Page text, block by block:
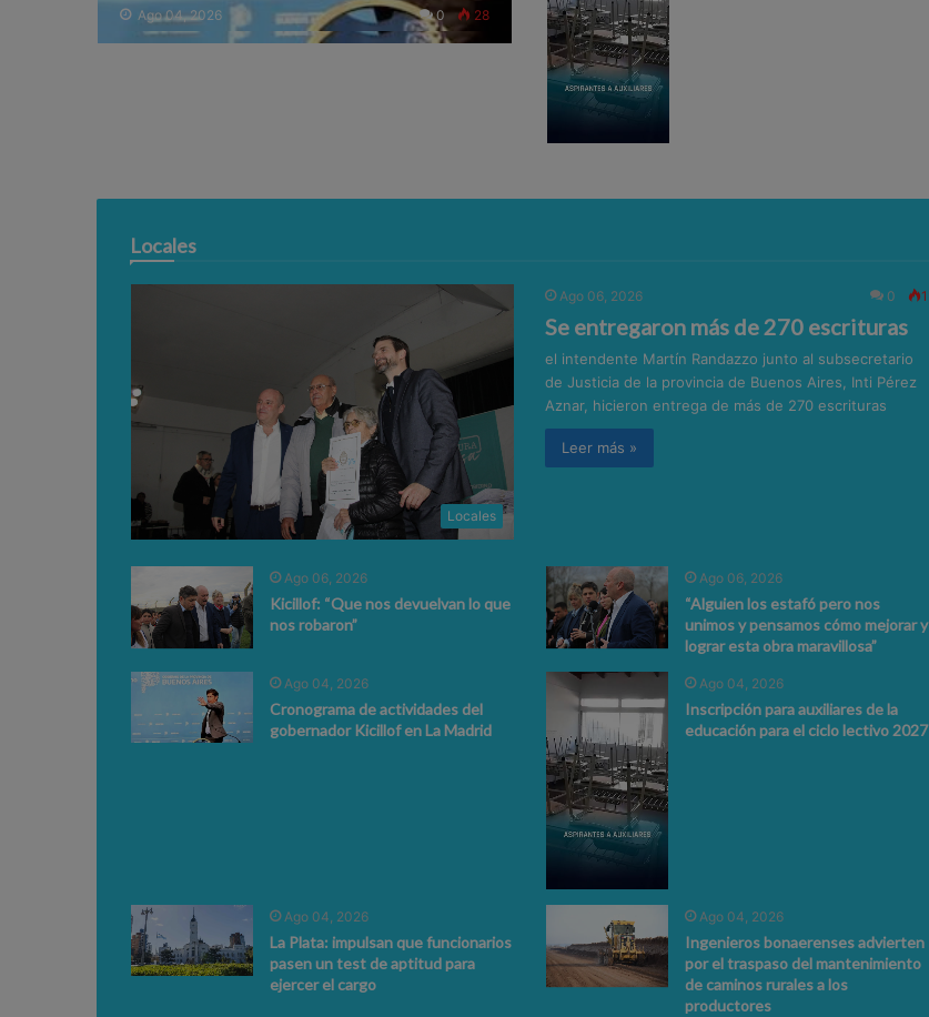
Ago 04, 2026 0 28
Locales
Locales
Ago 06, 2026 0 1
Se entregaron más de 270 escrituras
el intendente Martín Randazzo junto al subsecretario
de Justicia de la provincia de Buenos Aires, Inti Pérez
Aznar, hicieron entrega de más de 270 escrituras
Leer más »
Ago 06, 2026
Kicillof: “Que nos devuelvan lo que
nos robaron”
Ago 06, 2026
“Alguien los estafó pero nos
unimos y pensamos cómo mejorar y
lograr esta obra maravillosa”
Ago 04, 2026
Cronograma de actividades del
gobernador Kicillof en La Madrid
Ago 04, 2026
Inscripción para auxiliares de la
educación para el ciclo lectivo 2027
Ago 04, 2026
La Plata: impulsan que funcionarios
pasen un test de aptitud para
ejercer el cargo
Ago 04, 2026
Ingenieros bonaerenses advierten
por el traspaso del mantenimiento
de caminos rurales a los
productores